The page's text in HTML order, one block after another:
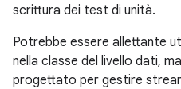
scrittura dei test di unità.
Potrebbe essere allettante
nella classe del livello dati, ma
progettato per gestire